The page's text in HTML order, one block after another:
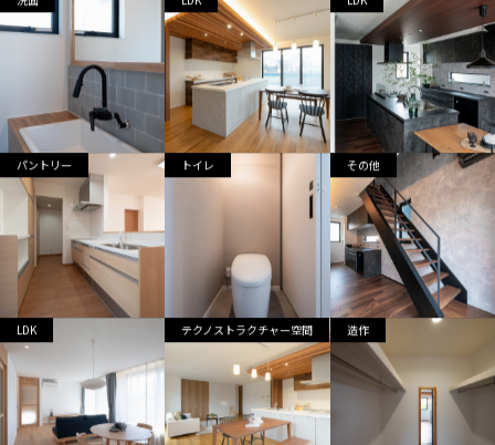
パントリー トイレ その他
LDK テクノストラクチャー空間 造作